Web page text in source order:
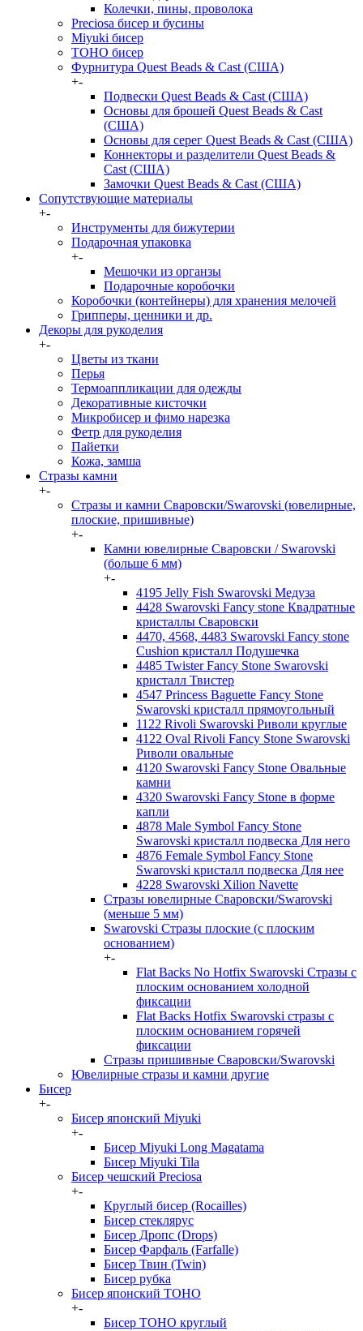
Колечки, пины, проволока
Preciosa бисер и бусины
Miyuki бисер
TOHO бисер
Фурнитура Quest Beads & Cast (США)
+-
Подвески Quest Beads & Cast (США)
Основы для брошей Quest Beads & Cast
(США)
Основы для серег Quest Beads & Cast (США)
Коннекторы и разделители Quest Beads &
Cast (США)
Замочки Quest Beads & Cast (США)
Сопутствующие материалы
+-
Инструменты для бижутерии
Подарочная упаковка
+-
Мешочки из органзы
Подарочные коробочки
Коробочки (контейнеры) для хранения мелочей
Грипперы, ценники и др.
Декоры для рукоделия
+-
Цветы из ткани
Перья
Термоаппликации для одежды
Декоративные кисточки
Микробисер и фимо нарезка
Фетр для рукоделия
Пайетки
Кожа, замша
Стразы камни
+-
Стразы и камни Сваровски/Swarovski (ювелирные,
плоские, пришивные)
+-
Камни ювелирные Сваровски / Swarovski
(больше 6 мм)
+-
4195 Jelly Fish Swarovski Медуза
4428 Swarovski Fancy stone Квадратные
кристаллы Сваровски
4470, 4568, 4483 Swarovski Fancy stone
Cushion кристалл Подушечка
4485 Twister Fancy Stone Swarovski
кристалл Твистер
4547 Princess Baguette Fancy Stone
Swarovski кристалл прямоугольный
1122 Rivoli Swarovski Риволи круглые
4122 Oval Rivoli Fancy Stone Swarovski
Риволи овальные
4120 Swarovski Fancy Stone Овальные
камни
4320 Swarovski Fancy Stone в форме
капли
4878 Male Symbol Fancy Stone
Swarovski кристалл подвеска Для него
4876 Female Symbol Fancy Stone
Swarovski кристалл подвеска Для нее
4228 Swarovski Xilion Navette
Стразы ювелирные Сваровски/Swarovski
(меньше 5 мм)
Swarovski Стразы плоские (с плоским
основанием)
+-
Flat Backs No Hotfix Swarovski Стразы с
плоским основанием холодной
фиксации
Flat Backs Hotfix Swarovski стразы с
плоским основанием горячей
фиксации
Стразы пришивные Сваровски/Swarovski
Ювелирные стразы и камни другие
Бисер
+-
Бисер японский Miyuki
+-
Бисер Miyuki Long Magatama
Бисер Miyuki Tila
Бисер чешский Preciosa
+-
Круглый бисер (Rocailles)
Бисер стеклярус
Бисер Дропс (Drops)
Бисер Фарфаль (Farfalle)
Бисер Твин (Twin)
Бисер рубка
Бисер японский TOHO
+-
Бисер TOHO круглый